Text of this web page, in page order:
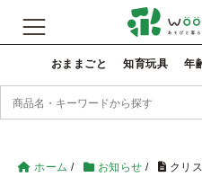
おままごと 知育玩具 年
ホーム / お知らせ / クリ